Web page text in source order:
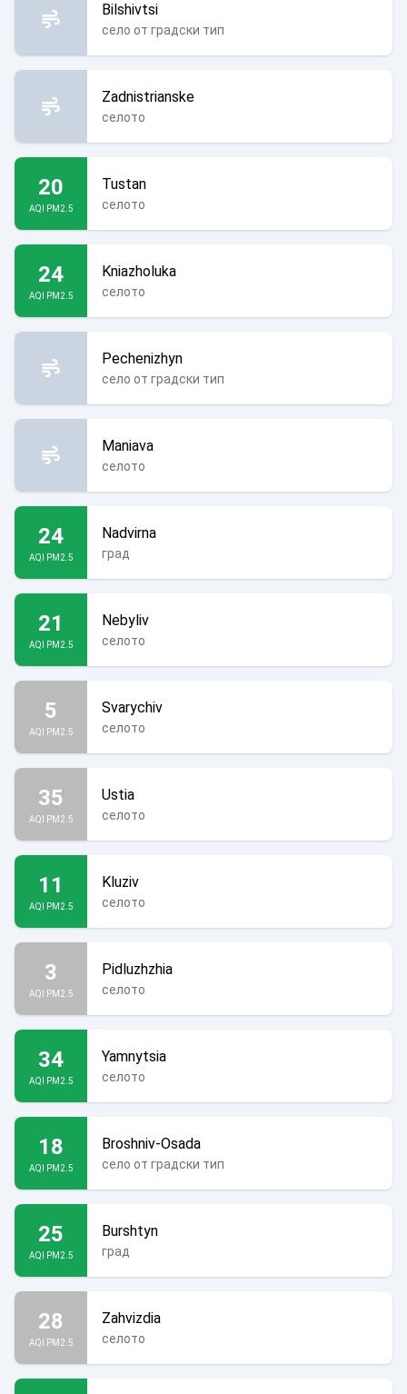
Bilshivtsi
село от градски тип
Zadnistrianske
селото
20
AQI PM2.5
Tustan
селото
24
AQI PM2.5
Kniazholuka
селото
Pechenizhyn
село от градски тип
Maniava
селото
24
AQI PM2.5
Nadvirna
град
21
AQI PM2.5
Nebyliv
селото
5
AQI PM2.5
Svarychiv
селото
35
AQI PM2.5
Ustia
селото
11
AQI PM2.5
Kluziv
селото
3
AQI PM2.5
Pidluzhzhia
селото
34
AQI PM2.5
Yamnytsia
селото
18
AQI PM2.5
Broshniv-Osada
село от градски тип
25
AQI PM2.5
Burshtyn
град
28
AQI PM2.5
Zahvizdia
селото